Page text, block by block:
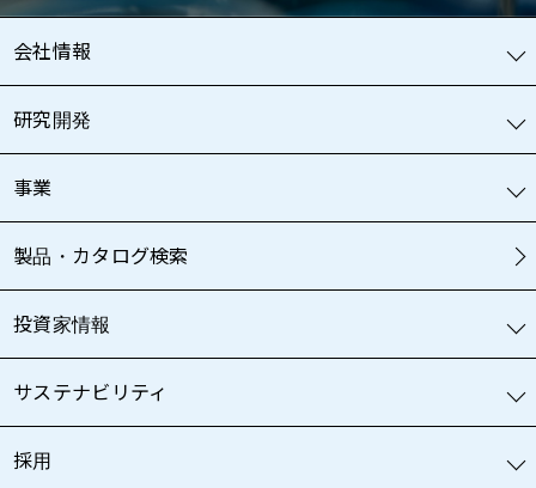
会社情報
研究開発
事業
製品・カタログ検索
投資家情報
サステナビリティ
採用